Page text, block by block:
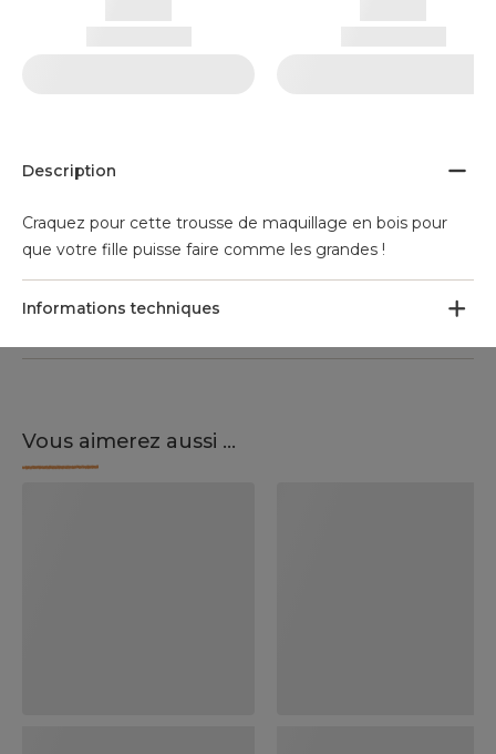
Description
Craquez pour cette trousse de maquillage en bois pour
que votre fille puisse faire comme les grandes !
Informations techniques
Vous aimerez aussi ...